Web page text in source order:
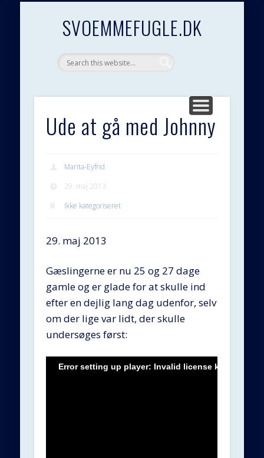
SVOEMMEFUGLE.DK
Ude at gå med Johnny
Marita-Eyfrid
29. maj 2013
Ikke kategoriseret
29. maj 2013
Gæslingerne er nu 25 og 27 dage
gamle og er glade for at skulle ind
efter en dejlig lang dag udenfor, selv
om der lige var lidt, der skulle
undersøges først:
Error setting up player: Invalid license key